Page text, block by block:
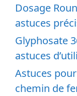
Dosage
astuces
Glyphosate
astuces
Astuces
chemin de